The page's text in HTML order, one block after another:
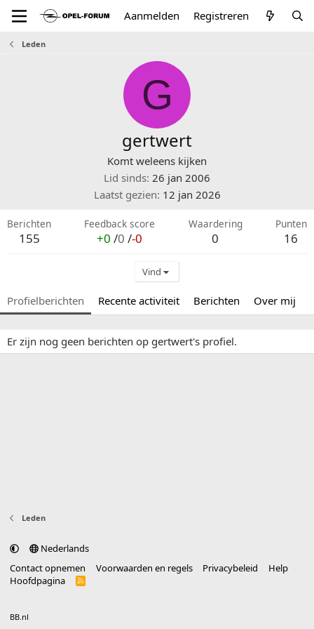
Aanmelden Registreren
Leden
G
gertwert
Komt weleens kijken
Lid sinds 26 jan 2006
Laatst gezien 12 jan 2026
Berichten
155
Feedback score
+0 /0 /-0
Waardering
0
Punten
16
Vind
Profielberichten Recente activiteit Berichten Over mij
Er zijn nog geen berichten op gertwert's profiel.
Leden
Nederlands
Contact opnemen
Voorwaarden en regels Privacybeleid
Help
Hoofdpagina
R
BB.nl